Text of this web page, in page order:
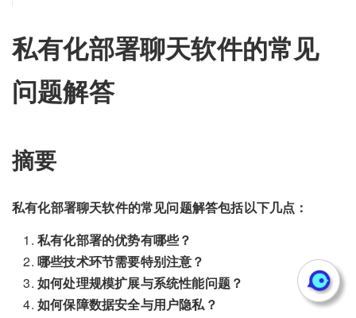
私有化部署聊天软件的常见
问题解答
摘要
私有化部署聊天软件的常见问题解答包括以下几点：
私有化部署的优势有哪些？
哪些技术环节需要特别注意？
如何处理规模扩展与系统性能问题？
如何保障数据安全与用户隐私？